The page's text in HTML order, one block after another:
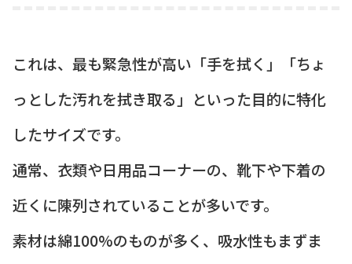
これは、最も緊急性が高い「手を拭く」「ちょ
っとした汚れを拭き取る」といった目的に特化
したサイズです。
通常、衣類や日用品コーナーの、靴下や下着の
近くに陳列されていることが多いです。
素材は綿100%のものが多く、吸水性もまずま